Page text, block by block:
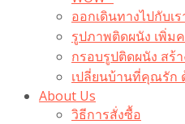
ออกเดินทางไปกับเ
รูปภาพติดผนัง เพิ่
กรอบรูปติดผนัง สร้
เปลี่ยนบ้านที่คุณรัก
About Us
วิธีการสั่งซื้อ